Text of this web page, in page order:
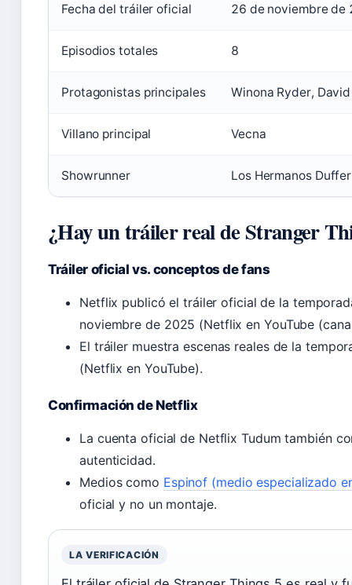
Fecha del tráiler oficial 26 de noviembre de
Episodios totales 8
Protagonistas principales Winona Ryder,
Villano principal Vecna
Showrunner Los Hermanos Duffer
¿Hay un tráiler real de Stranger
Tráiler oficial vs. conceptos de fans
Netflix publicó el tráiler oficial de la
noviembre de 2025 (Netflix en YouTube
El tráiler muestra escenas reales de la
(Netflix en YouTube).
Confirmación de Netflix
La cuenta oficial de Netflix Tudum también
autenticidad.
Medios como Espinof (medio especializado
oficial y no un montaje.
LA VERIFICACIÓN